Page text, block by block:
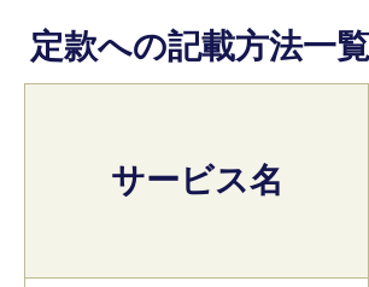
定款への記載方法一覧
サービス名